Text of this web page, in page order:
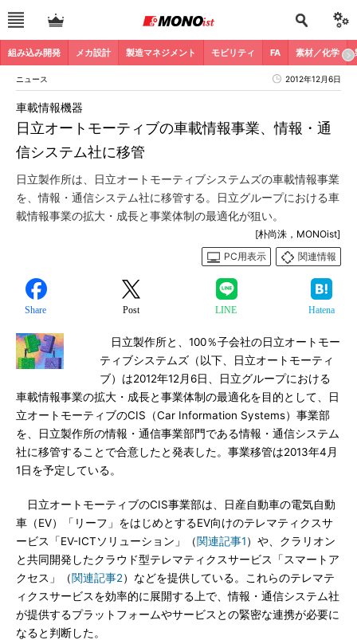
組み込み開発 メカ設計 製造マネジメント モビリティ FA 素材／化学
ニュース 2012年12月6日
日立オートモーティブの車載情報事業、情報・通
信システム社に移管
車載情報機器
日立製作所は、日立オートモーティブシステムズの車載情報事業
を、情報・通信システム社に移管する。日立グループにおける車
載情報事業の拡大・成長と事業体制の最適化が狙い。
[朴尚洙，MONOist]
PC用表示
関連情報
Share Post LINE Hatena
日立製作所と、100％子会社の日立オートモー
ティブシステムズ（以下、日立オートモーティ
ブ）は2012年12月6日、日立グループにおける
車載情報事業の拡大・成長と事業体制の最適化を目的として、日
立オートモーティブのCIS（Car Information Systems）事業部
を、日立製作所の情報・通信事業部門である情報・通信システム
社に移管することで合意したと発表した。事業移管は2013年4月
1日を予定している。
日立オートモーティブのCIS事業部は、日産自動車の電気自動
車（EV）「リーフ」をはじめとするEV向けのテレマティクスサ
ービス「EV-ICTソリューション」（関連記事1）や、クラリオン
と共同開発したクラウド型テレマティクスサービス「スマートア
クセス」（関連記事2）などを提供している。これらのテレマテ
ィクスサービスを効率的に展開する上で、情報・通信システム社
が提供するプラットフォームやサービスとの緊密な連携が必要に
なると判断した。